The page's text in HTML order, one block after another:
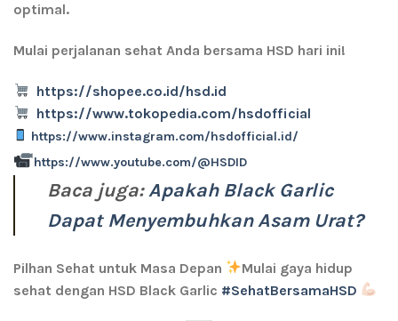
optimal.
Mulai perjalanan sehat Anda bersama HSD hari ini!
https://shopee.co.id/hsd.id
https://www.tokopedia.com/hsdofficial
https://www.instagram.com/hsdofficial.id/
https://www.youtube.com/@HSDID
Baca juga: Apakah Black Garlic
Dapat Menyembuhkan Asam Urat?
Pilhan Sehat untuk Masa Depan
Mulai gaya hidup
sehat dengan HSD Black Garlic #SehatBersamaHSD